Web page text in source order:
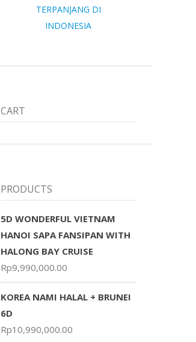
TERPANJANG DI
INDONESIA
CART
PRODUCTS
5D WONDERFUL VIETNAM
HANOI SAPA FANSIPAN WITH
HALONG BAY CRUISE
Rp9,990,000.00
KOREA NAMI HALAL + BRUNEI
6D
Rp10,990,000.00